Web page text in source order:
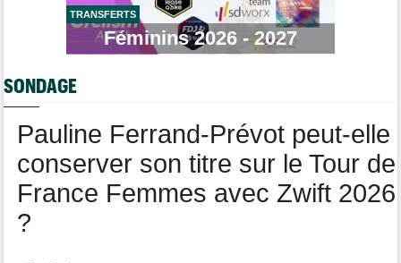
Route
Robert Gesink : "Le cyclisme moderne est beaucoup plus
propre..."
Joao Almeida a dû abandonner après une chute
TRANSFERTS
Féminins 2026 - 2027
SONDAGE
Pauline Ferrand-Prévot peut-elle
conserver son titre sur le Tour de
France Femmes avec Zwift 2026
?